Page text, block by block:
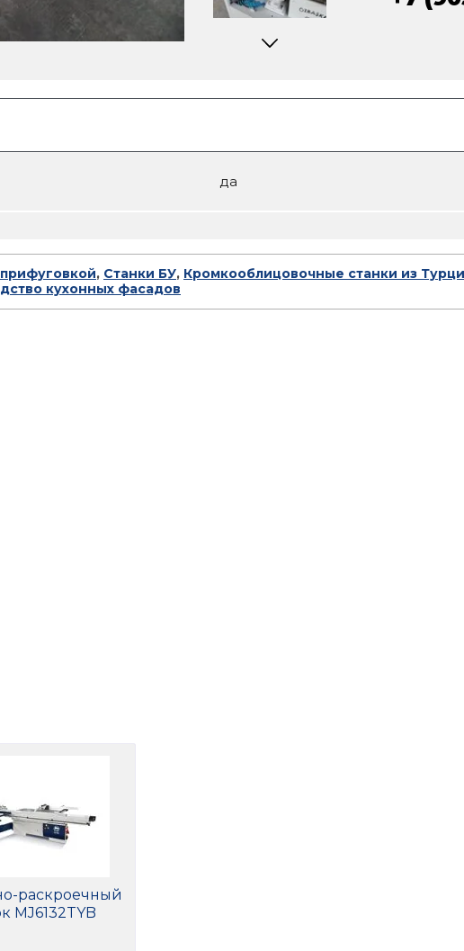
да
, Станки БУ, Кромкооблицовочные станки из
кухонных фасадов
раскроечный
MJ6132TYB